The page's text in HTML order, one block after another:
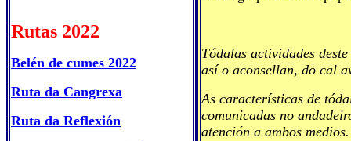
Rutas 2022
Belén de cumes 2022
Ruta da Cangrexa
Ruta da Reflexión
Tódalas actividades
así o aconsellan, do cal
As características de
comunicadas no
atención a ambos medios.